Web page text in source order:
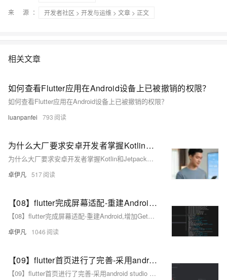
来 源：
开发者社区 > 开发与运维 > 文章 > 正文
相关文章
如何查看Flutter应用在Android设备上已被撤销的权限？
如何查看Flutter应用在Android设备上已被撤销的权限？
luanpanfei 793
为什么大厂要求安卓开发者掌握Kotlin和Jetpack？深度解析现代Android开发生态优雅草卓伊凡
为什么大厂要求安卓开发者掌握Kotlin和Jetpack？深度解析现代Android开发生态优雅草卓伊凡
卓伊凡 517
【08】flutter完成屏幕适配-重建Android,增加GetX路由,屏幕适配,基础导航栏-多版本SDK以及gradle造成的关于fvm的使用（flutter version manage）-卓伊凡换人优雅草Alex-开发完整的社交APP-前端客户端开发+数据联调|以优雅草商业项目为例做开发-flutter开发-全流程-商业应用级实战开发-优雅草Alex
【08】flutter完成屏幕适配-重建Android,增加GetX路由,屏幕适配,基础导航栏-多版本SDK以及gradle造成的关于fvm的使用（flutter version manage）-卓伊凡换人优雅草Alex-开发完整的社交APP-前端客户端开发+数据联调|以优雅草商业项目为例做开发-flutter开发-全流程-商业应用级实战开发-优雅草Alex
卓伊凡 1046
【09】flutter首页进行了完善-采用android studio 进行真机调试开发-增加了直播间列表和短视频人物列表-增加了用户中心-卓伊凡换人优雅草Alex-开发完整的社交APP-前端客户端开发+数据联调|以优雅草商业项目为例做开发-flutter开发-全流程-商业应用级实战开发-优雅草Alex
【09】flutter首页进行了完善-采用android studio 进行真机调试开发-增加了直播间列表和短视频人物列表-增加了用户中心-卓伊凡换人优雅草Alex-开发完整的社交APP-前端客户端开发+数据联调|以优雅草商业项目为例做开发-flutter开发-全流程-商业应用级实战开发-优雅草Alex